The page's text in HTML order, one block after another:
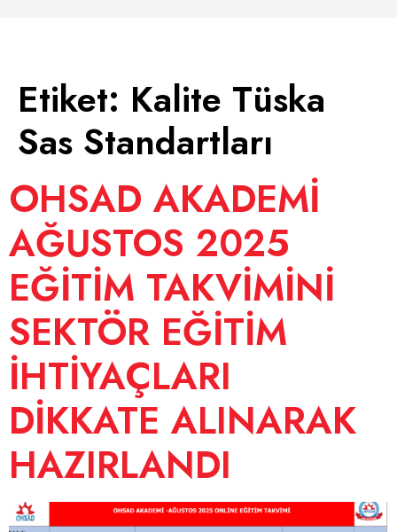
Etiket: Kalite Tüska
Sas Standartları
OHSAD AKADEMİ
AĞUSTOS 2025
EĞİTİM TAKVİMİNİ
SEKTÖR EĞİTİM
İHTİYAÇLARI
DİKKATE ALINARAK
HAZIRLANDI